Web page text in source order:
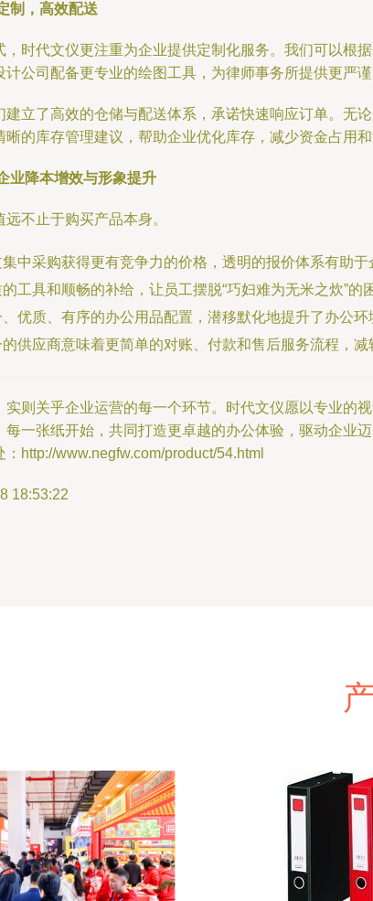
制，高效配送
，时代文仪更注重为企业提供定制化服务。我们可以根
公司配备更专业的绘图工具，为律师事务所提供更严谨
建立了高效的仓储与配送体系，承诺快速响应订单。无
的库存管理建议，帮助企业优化库存，减少资金占用和
业降本增效与形象提升
不止于购买产品本身。
中采购获得更有竞争力的价格，透明的报价体系有助于
工具和顺畅的补给，让员工摆脱“巧妇难为无米之炊”的
优质、有序的办公用品配置，潜移默化地提升了办公
供应商意味着更简单的对账、付款和售后服务流程，减
实则关乎企业运营的每一个环节。时代文仪愿以专业的
一张纸开始，共同打造更卓越的办公体验，驱动企业迈
http://www.negfw.com/product/54.html
18:53:22